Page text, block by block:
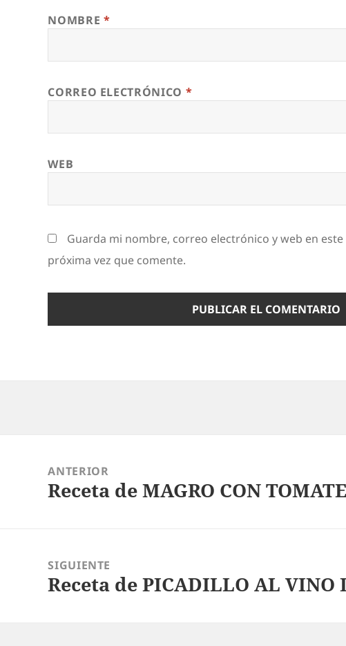
NOMBRE *
CORREO ELECTRÓNICO *
WEB
Guarda mi nombre, correo electrónico y web en
próxima vez que comente.
entradas
ANTERIOR
Entrada
Receta de MAGRO CON TOMATE
SIGUIENTE
Entrada
Receta de PICADILLO AL VINO